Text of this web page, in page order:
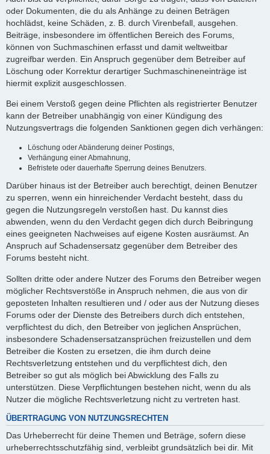
oder Dokumenten, die du als Anhänge zu deinen Beträgen
hochlädst, keine Schäden, z. B. durch Virenbefall, ausgehen.
Beiträge, insbesondere im öffentlichen Bereich des Forums,
können von Suchmaschinen erfasst und damit weltweitbar
zugreifbar werden. Ein Anspruch gegenüber dem Betreiber auf
Löschung oder Korrektur derartiger Suchmaschineneinträge ist
hiermit explizit ausgeschlossen.
Bei einem Verstoß gegen deine Pflichten als registrierter Benutzer
kann der Betreiber unabhängig von einer Kündigung des
Nutzungsvertrags die folgenden Sanktionen gegen dich verhängen:
Löschung oder Abänderung deiner Postings,
Verhängung einer Abmahnung,
Befristete oder dauerhafte Sperrung deines Benutzers.
Darüber hinaus ist der Betreiber auch berechtigt, deinen Benutzer
zu sperren, wenn ein hinreichender Verdacht besteht, dass du
gegen die Nutzungsregeln verstoßen hast. Du kannst dies
abwenden, wenn du den Verdacht gegen dich durch Beibringung
eines geeigneten Nachweises auf eigene Kosten ausräumst. An
Anspruch auf Schadensersatz gegenüber dem Betreiber des
Forums besteht nicht.
Sollten dritte oder andere Nutzer des Forums den Betreiber wegen
möglicher Rechtsverstöße in Anspruch nehmen, die aus von dir
geposteten Inhalten resultieren und / oder aus der Nutzung dieses
Forums oder der Dienste des Betreibers durch dich entstehen,
verpflichtest du dich, den Betreiber von jeglichen Ansprüchen,
insbesondere Schadensersatzansprüchen freizustellen und dem
Betreiber die Kosten zu ersetzen, die ihm durch deine
Rechtsverletzung entstehen und du verpflichtest dich, den
Betreiber so gut als möglich bei Abwicklung des Falls zu
unterstützen. Diese Verpflichtungen bestehen nicht, wenn du als
Nutzer die mögliche Rechtsverletzung nicht zu vertreten hast.
ÜBERTRAGUNG VON NUTZUNGSRECHTEN
Das Urheberrecht für deine Themen und Beträge, sofern diese
urheberrechtsschutzfähig sind, verbleibt grundsätzlich bei dir. Mit